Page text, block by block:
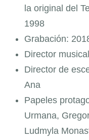
la original del
1998
Grabación:
Director
Director de
Ana
Papeles
Urmana,
Ludmyla